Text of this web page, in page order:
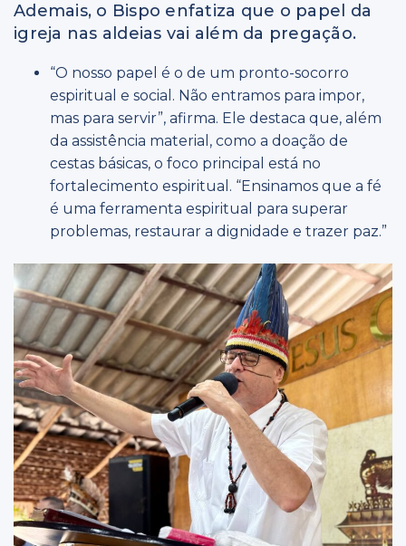
Ademais, o Bispo enfatiza que o papel da
igreja nas aldeias vai além da pregação.
“O nosso papel é o de um pronto-socorro
espiritual e social. Não entramos para impor,
mas para servir”, afirma. Ele destaca que, além
da assistência material, como a doação de
cestas básicas, o foco principal está no
fortalecimento espiritual. “Ensinamos que a fé
é uma ferramenta espiritual para superar
problemas, restaurar a dignidade e trazer paz.”